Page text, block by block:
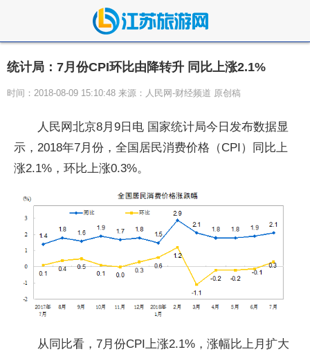
统计局：7月份CPI环比由降转升 同比上涨2.1%
时间：2018-08-09 15:10:48 来源：人民网-财经频道 原创稿
人民网北京8月9日电 国家统计局今日发布数据显
示，2018年7月份，全国居民消费价格（CPI）同比上
涨2.1%，环比上涨0.3%。
从同比看，7月份CPI上涨2.1%，涨幅比上月扩大